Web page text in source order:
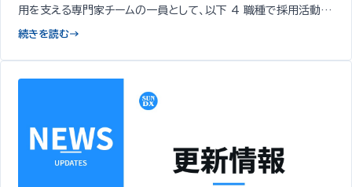
用を支える専門家チームの一員として、以下 4 職種で採用活動を
開始いたしました…
続きを読む→